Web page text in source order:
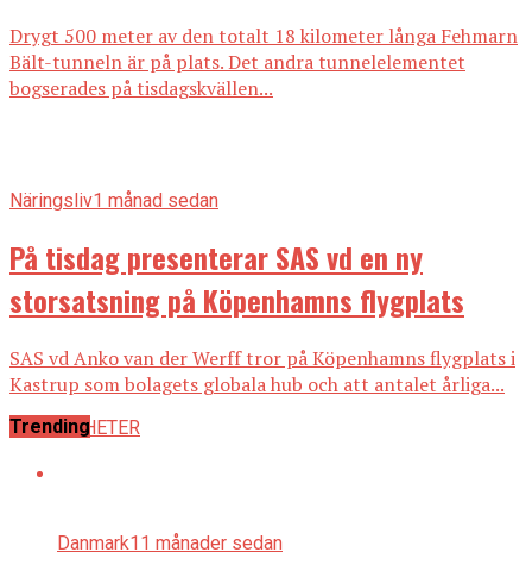
Drygt 500 meter av den totalt 18 kilometer långa Fehmarn
Bält-tunneln är på plats. Det andra tunnelelementet
bogserades på tisdagskvällen...
Näringsliv1 månad sedan
På tisdag presenterar SAS vd en ny
storsatsning på Köpenhamns flygplats
SAS vd Anko van der Werff tror på Köpenhamns flygplats i
Kastrup som bolagets globala hub och att antalet årliga...
ALLA NYHETER
Trending
Danmark11 månader sedan